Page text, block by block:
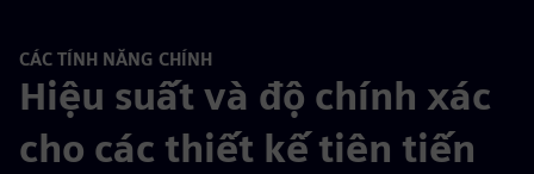
CÁC TÍNH NĂNG CHÍNH
Hiệu suất và độ chính xác
cho các thiết kế tiên tiến